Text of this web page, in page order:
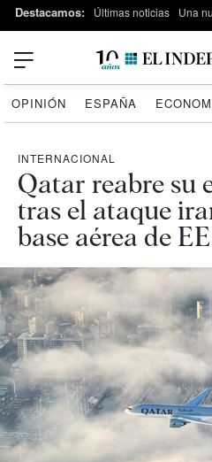
Destacamos: Últimas noticias Una
OPINIÓN ESPAÑA
INTERNACIONAL
Qatar reabre su
tras el ataque
base aérea de